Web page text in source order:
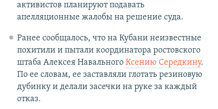
активистов планируют подавать
апелляционные жалобы на решение суда.
Ранее сообщалось, что на Кубани неизвестные
похитили и пытали координатора ростовского
штаба Алексея Навального Ксению Середкину.
По ее словам, ее заставляли глотать резиновую
дубинку и делали засечки на руке за каждый
отказ.